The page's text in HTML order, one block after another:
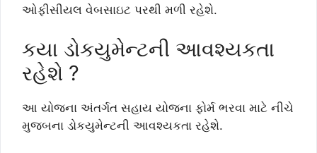
ઓફીસીયલ વેબસાઇટ પરથી મળી રહેશે.
કયા ડોકયુમેન્ટની આવશ્યકતા
રહેશે ?
આ યોજના અંતર્ગત સહાય યોજના ફોર્મ ભરવા માટે નીચે
મુજબના ડોકયુમેન્ટની આવશ્યકતા રહેશે.